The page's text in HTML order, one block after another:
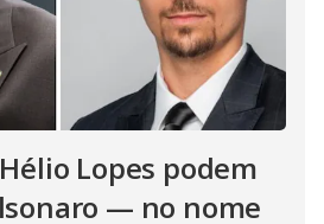
Lopes podem
— no nome